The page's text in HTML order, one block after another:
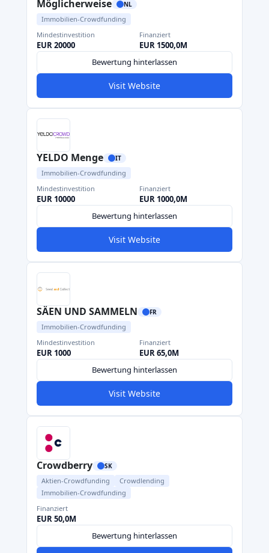
Möglicherweise NL
Immobilien-Crowdfunding
Mindestinvestition
EUR 20000
Finanziert
EUR 1500,0M
Bewertung hinterlassen
Visit Website
YELDO Menge IT
Immobilien-Crowdfunding
Mindestinvestition
EUR 10000
Finanziert
EUR 1000,0M
Bewertung hinterlassen
Visit Website
SÄEN UND SAMMELN FR
Immobilien-Crowdfunding
Mindestinvestition
EUR 1000
Finanziert
EUR 65,0M
Bewertung hinterlassen
Visit Website
Crowdberry SK
Aktien-Crowdfunding
Crowdlending
Immobilien-Crowdfunding
Finanziert
EUR 50,0M
Bewertung hinterlassen